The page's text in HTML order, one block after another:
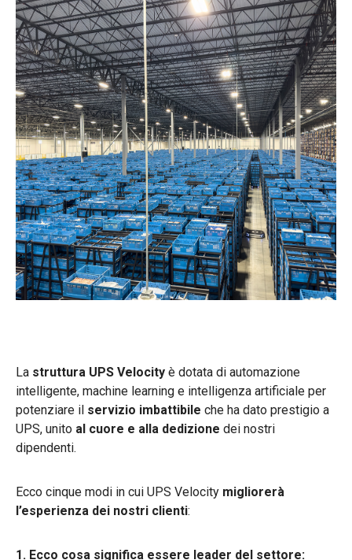
La struttura UPS Velocity è dotata di automazione
intelligente, machine learning e intelligenza artificiale per
potenziare il servizio imbattibile che ha dato prestigio a
UPS, unito al cuore e alla dedizione dei nostri
dipendenti.
Ecco cinque modi in cui UPS Velocity migliorerà
l’esperienza dei nostri clienti:
1. Ecco cosa significa essere leader del settore: